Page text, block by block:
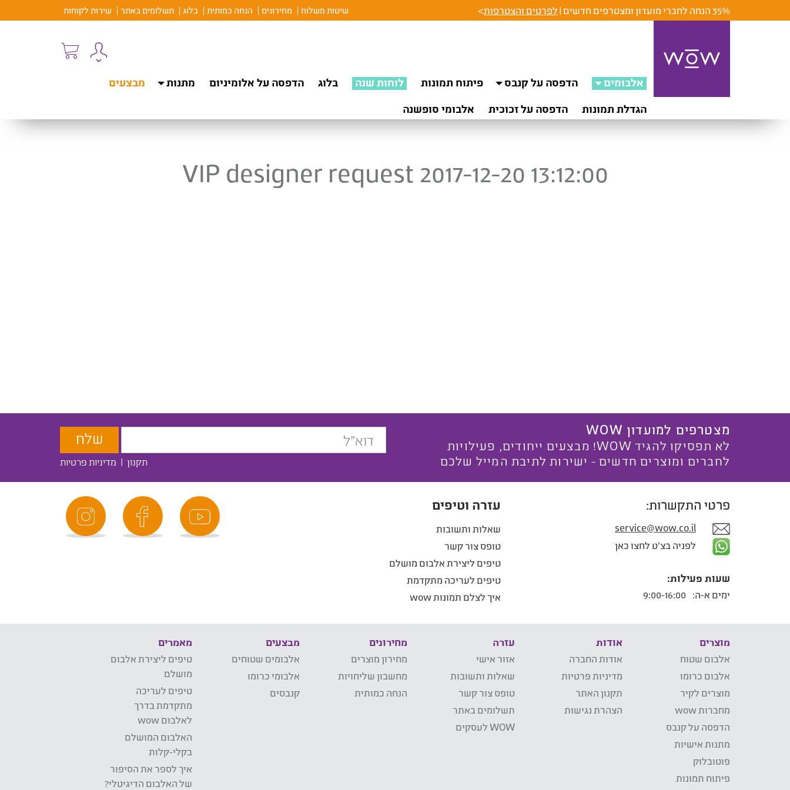
35% הנחה לחברי מועדון ומצטרפים חדשים | לפרטים והצטרפות> שיטות משלוח מחירונים הנחה כמותית בלוג תשלומים באתר שירות לקוחות
אלבומים הדפסה על קנבס פיתוח תמונות לוחות שנה בלוג הדפסה על אלומיניום מתנות
מבצעים
הגדלת תמונות
הדפסה על זכוכית אלבומי סופשנה
VIP designer request 2017-12-20 13:12:00
מצטרפים למועדון WOW
לא תפסיקו להגיד WOW! מבצעים ייחודים, פעילויות
לחברים ומוצרים חדשים - ישירות לתיבת המייל שלכם
תקנון | מדיניות פרטיות
פרטי התקשרות:
service@wow.co.il
לפניה בצ'ט לחצו כאן
שעות פעילות:
ימים א-ה:
עזרה וטיפים
שאלות ותשובות
טופס צור קשר
טיפים ליצירת אלבום מושלם
טיפים לעריכה מתקדמת
איך לצלם תמונות wow
מוצרים
אלבום שטוח
אלבום כרומו
מוצרים לקיר
מחברות wow
הדפסה על קנבס
מתנות אישיות
פוטובלוק
פיתוח תמונות
אודות
אודות החברה
מדיניות פרטיות
תקנון האתר
הצהרת נגישות
עזרה
אזור אישי
שאלות ותשובות
טופס צור קשר
תשלומים באתר
WOW לעסקים
מחירונים
מחירון מוצרים
מחשבון שליחויות
הנחה כמותית
מבצעים
אלבומים שטוחים
אלבומי כרומו
קנבסים
מאמרים
טיפים ליצירת אלבום
מושלם
טיפים לעריכה
מתקדמת בדרך
לאלבום wow
האלבום המושלם
בקלי-קלות
איך לספר את הסיפור
של האלבום הדיגיטלי?